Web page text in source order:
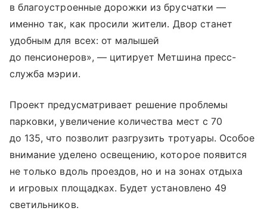
в благоустроенные дорожки из брусчатки —
именно так, как просили жители. Двор станет
удобным для всех: от малышей
до пенсионеров», — цитирует Метшина пресс-
служба мэрии.
Проект предусматривает решение проблемы
парковки, увеличение количества мест с 70
до 135, что позволит разгрузить тротуары. Особое
внимание уделено освещению, которое появится
не только вдоль проездов, но и на зонах отдыха
и игровых площадках. Будет установлено 49
светильников.